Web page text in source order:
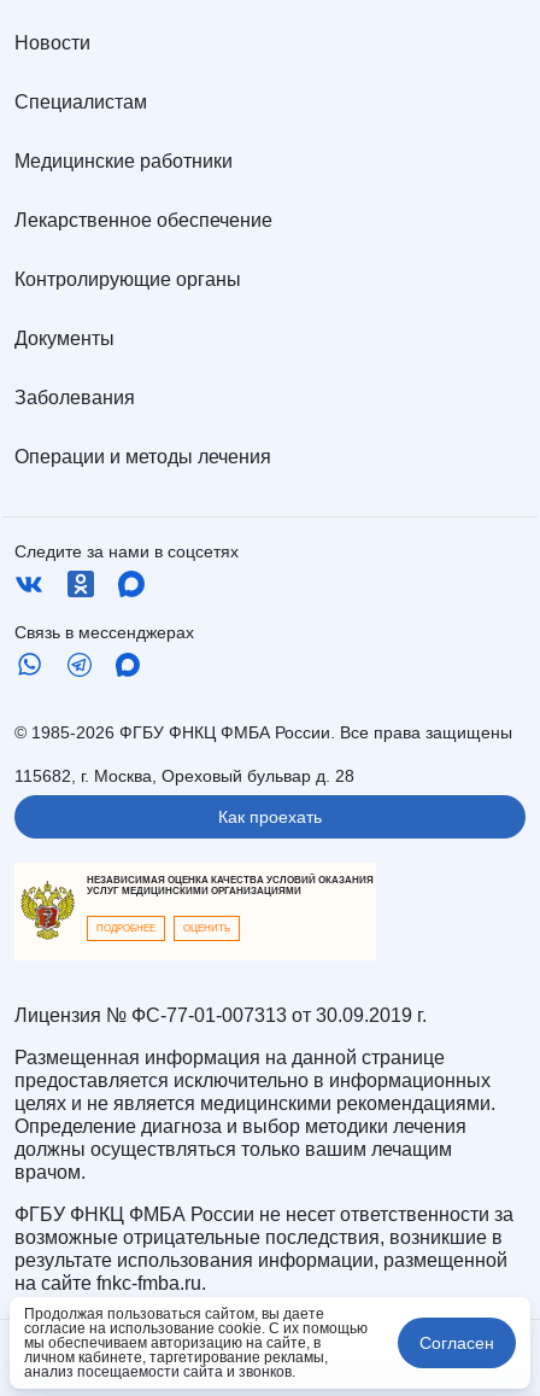
Новости
Специалистам
Медицинские работники
Лекарственное обеспечение
Контролирующие органы
Документы
Заболевания
Операции и методы лечения
Следите за нами в соцсетях
Связь в мессенджерах
© 1985-2026 ФГБУ ФНКЦ ФМБА России. Все права защищены
115682, г. Москва, Ореховый бульвар д. 28
Как проехать
НЕЗАВИСИМАЯ ОЦЕНКА КАЧЕСТВА УСЛОВИЙ ОКАЗАНИЯ
УСЛУГ МЕДИЦИНСКИМИ ОРГАНИЗАЦИЯМИ
ПОДРОБНЕЕ ОЦЕНИТЬ
Лицензия № ФС-77-01-007313 от 30.09.2019 г.
Размещенная информация на данной странице
предоставляется исключительно в информационных
целях и не является медицинскими рекомендациями.
Определение диагноза и выбор методики лечения
должны осуществляться только вашим лечащим
врачом.
ФГБУ ФНКЦ ФМБА России не несет ответственности за
возможные отрицательные последствия, возникшие в
результате использования информации, размещенной
на сайте fnkc-fmba.ru.
Продолжая пользоваться сайтом, вы даете
согласие на использование cookie. С их помощью
мы обеспечиваем авторизацию на сайте, в
личном кабинете, таргетирование рекламы,
анализ посещаемости сайта и звонков.
Согласен